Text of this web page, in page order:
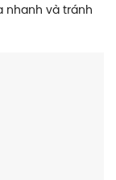
nhanh và tránh